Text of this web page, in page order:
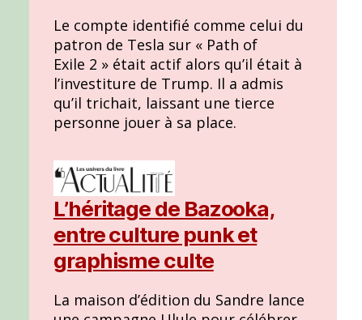
Le compte identifié comme celui du
patron de Tesla sur « Path of
Exile 2 » était actif alors qu’il était à
l’investiture de Trump. Il a admis
qu’il trichait, laissant une tierce
personne jouer à sa place.
L’héritage de Bazooka,
entre culture punk et
graphisme culte
La maison d’édition du Sandre lance